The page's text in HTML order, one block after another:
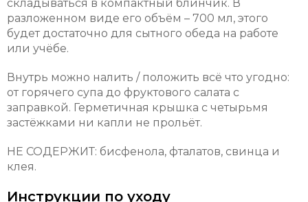
складываться в компактный блинчик. В
разложенном виде его объём – 700 мл, этого
будет достаточно для сытного обеда на работе
или учёбе.
Внутрь можно налить / положить всё что угодно:
от горячего супа до фруктового салата с
заправкой. Герметичная крышка с четырьмя
застёжками ни капли не прольёт.
НЕ СОДЕРЖИТ: бисфенола, фталатов, свинца и
клея.
Инструкции по уходу